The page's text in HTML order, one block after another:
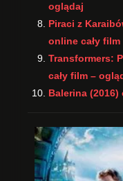
oglądaj
Piraci z
online cały
Transformers:
cały film –
Balerina